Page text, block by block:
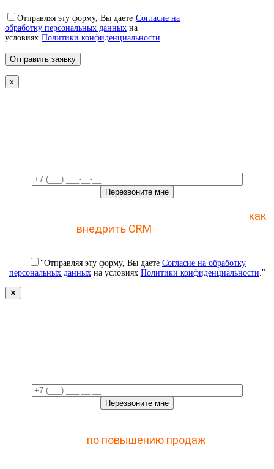
Отправляя эту форму, Вы даете Согласие на
обработку персональных данных на
условиях Политики конфиденциальности
x
как
внедрить CRM
"Отправляя эту форму, Вы даете Согласие на обработку
персональных данныхна условиях Политики конфиденциальности ."
✕
по повышению продаж